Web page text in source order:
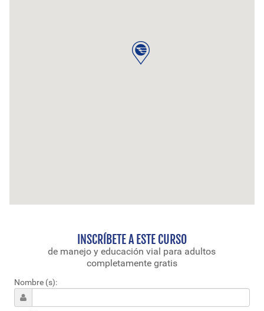
INSCRÍBETE A ESTE CURSO
de manejo y educación vial para adultos
completamente gratis
Nombre (s):